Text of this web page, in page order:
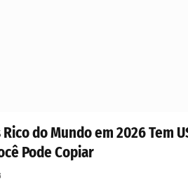
do Mundo em 2026 Tem
Pode Copiar